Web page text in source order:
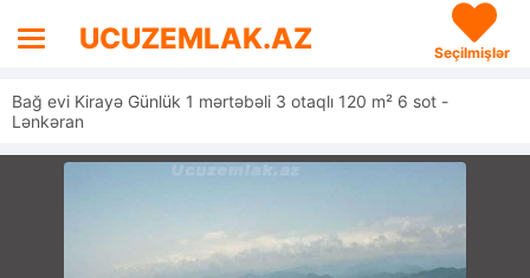
UCUZEMLAK.AZ Seçilmişlər
Bağ evi Kirayə Günlük 1 mərtəbəli 3 otaqlı 120 m² 6 sot -
Lənkəran